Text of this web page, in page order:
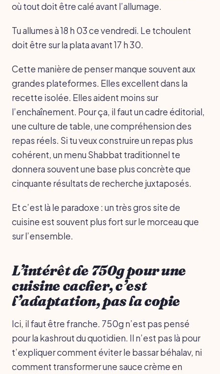
où tout doit être calé avant l’allumage.
Tu allumes à 18 h 03 ce vendredi. Le tchoulent
doit être sur la plata avant 17 h 30.
Cette manière de penser manque souvent aux
grandes plateformes. Elles excellent dans la
recette isolée. Elles aident moins sur
l’enchaînement. Pour ça, il faut un cadre éditorial,
une culture de table, une compréhension des
repas réels. Si tu veux construire un repas plus
cohérent, un menu Shabbat traditionnel te
donnera souvent une base plus concrète que
cinquante résultats de recherche juxtaposés.
Et c’est là le paradoxe : un très gros site de
cuisine est souvent plus fort sur le morceau que
sur l’ensemble.
L’intérêt de 750g pour une
cuisine cacher, c’est
l’adaptation, pas la copie
Ici, il faut être franche. 750g n’est pas pensé
pour la kashrout du quotidien. Il n’est pas là pour
t’expliquer comment éviter le bassar béhalav, ni
comment transformer une sauce crème en